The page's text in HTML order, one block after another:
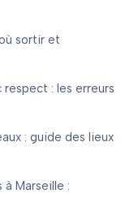
sortir et
: les erreurs
: guide des lieux
Marseille :